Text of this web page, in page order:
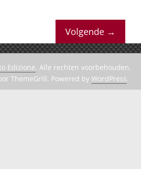
Volgende →
Edizione. Alle rechten voorbehouden.
ThemeGrill. Powered by WordPress.